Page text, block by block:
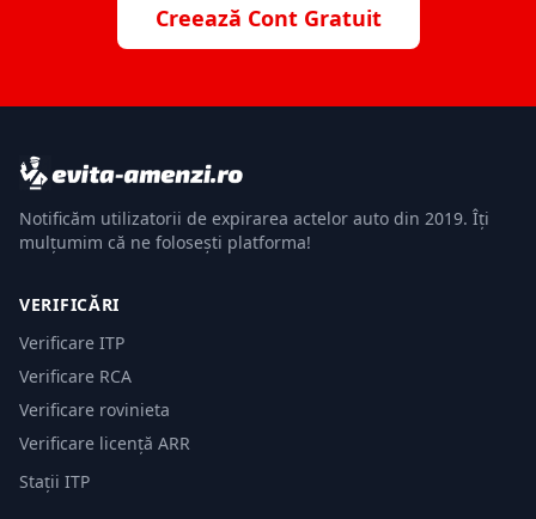
Creează Cont Gratuit
Notificăm utilizatorii de expirarea actelor auto din 2019. Îți
mulțumim că ne folosești platforma!
VERIFICĂRI
Verificare ITP
Verificare RCA
Verificare rovinieta
Verificare licență ARR
Stații ITP